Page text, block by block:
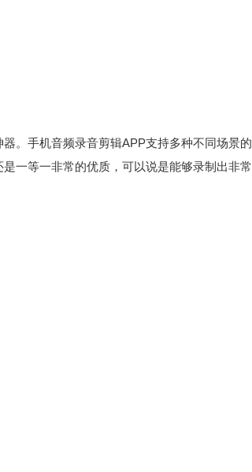
。手机音频录音剪辑APP支持多种不同场景的
一等一非常的优质，可以说是能够录制出非常